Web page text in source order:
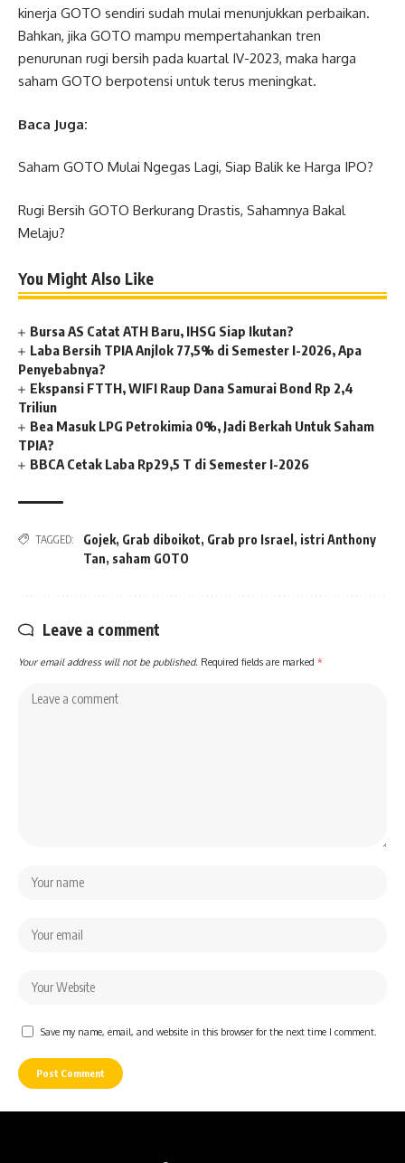
kinerja GOTO sendiri sudah mulai menunjukkan perbaikan.
Bahkan, jika GOTO mampu mempertahankan tren
penurunan rugi bersih pada kuartal IV-2023, maka harga
saham GOTO berpotensi untuk terus meningkat.
Baca Juga:
Saham GOTO Mulai Ngegas Lagi, Siap Balik ke Harga IPO?
Rugi Bersih GOTO Berkurang Drastis, Sahamnya Bakal
Melaju?
You Might Also Like
Bursa AS Catat ATH Baru, IHSG Siap Ikutan?
Laba Bersih TPIA Anjlok 77,5% di Semester I-2026, Apa
Penyebabnya?
Ekspansi FTTH, WIFI Raup Dana Samurai Bond Rp 2,4
Triliun
Bea Masuk LPG Petrokimia 0%, Jadi Berkah Untuk Saham
TPIA?
BBCA Cetak Laba Rp29,5 T di Semester I-2026
TAGGED: Gojek, Grab diboikot, Grab pro Israel , istri Anthony
Tan, saham GOTO
Leave a comment
Your email address will not be published. Required fields are marked *
Save my name, email, and website in this browser for the next time I comment.